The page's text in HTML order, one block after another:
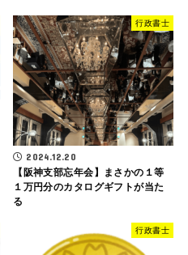
行政書士
2024.12.20
【阪神支部忘年会】まさかの１等
１万円分のカタログギフトが当た
る
行政書士